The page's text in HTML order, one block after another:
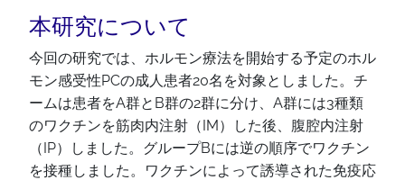
本研究について
今回の研究では、ホルモン療法を開始する予定のホル
モン感受性PCの成人患者20名を対象としました。チ
ームは患者をA群とB群の2群に分け、A群には3種類
のワクチンを筋肉内注射（IM）した後、腹腔内注射
（IP）しました。グループBには逆の順序でワクチン
を接種しました。ワクチンによって誘導された免疫応